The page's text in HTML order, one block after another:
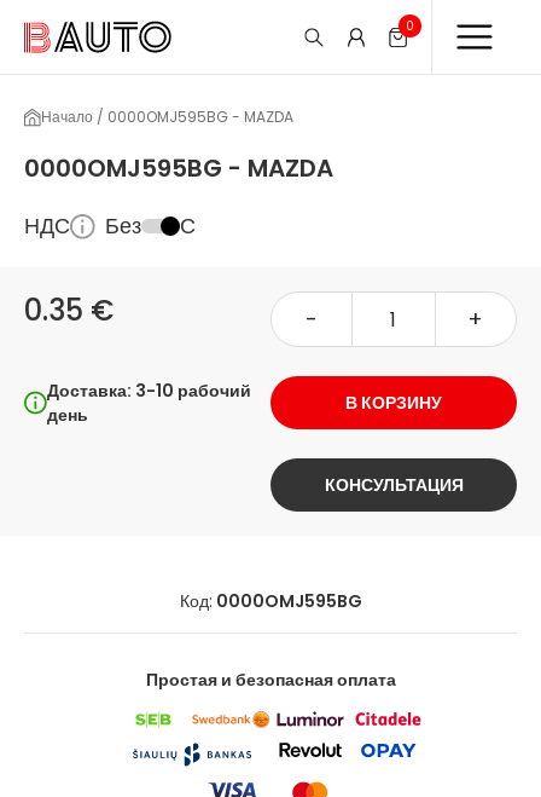
0
Начало / 0000OMJ595BG - MAZDA
0000OMJ595BG - MAZDA
НДС Без С
0.35 € - +
Доставка: 3-10 рабочий
день
В КОРЗИНУ
КОНСУЛЬТАЦИЯ
Код: 0000OMJ595BG
Простая и безопасная оплата